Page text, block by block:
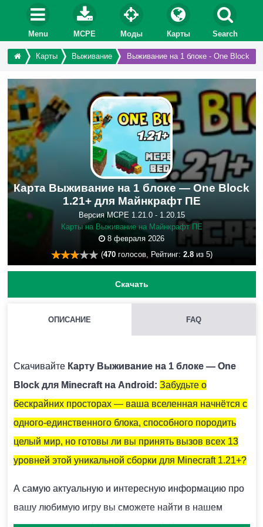
Menu MCPE Моды Карты Search
Карты Выживание Выживание на 1 блоке - One Block
Карта Выживание на 1 блоке — One Block
1.21+ для Майнкрафт ПЕ
Версия MCPE 1.21.0 - 1.20.15
Карты на Выживание на Майнкрафт ПЕ
8 февраля 2026
(470голосов, Рейтинг: 2.8из 5)
Скачать
ОПИСАНИЕ FAQ
Скачивайте Карту Выживание на 1 блоке — One
Block для Minecraft на Android: Забудьте о
бескрайних просторах — ваша вселенная начнётся с
одного-единственного блока, способного породить
целый мир, но готовы ли вы принять вызов всех 13
уровней этой уникальной сборки для Minecraft 1.21+?
А самую актуальную и интересную информацию про
вашу любимую игру вы сможете найти в нашем
Нет, острова есть в Нижнем мире и в Крае.
ПРИСУТСТВУЮТ ЛИ МОБЫ В КАРТАХ НА 1 БЛОК?
Да, вы можете встретить разнообразных существ из
Minecraft PE.
ЧТО БУДЕТ ЕСЛИ УПАСТЬ НА КАРТЕ НА ОДИН БЛОК В
МАЙНКРАФТ ПЕ?